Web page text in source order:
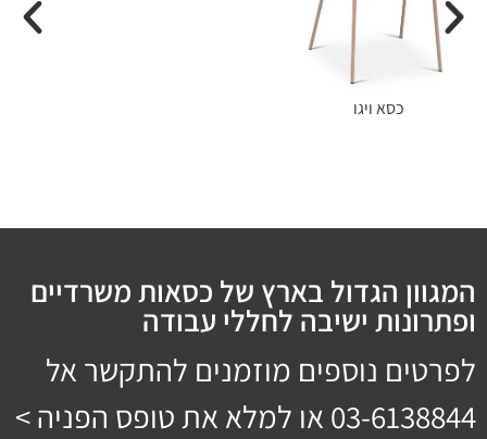
כסא ויגו
המגוון הגדול בארץ של כסאות משרדיים
ופתרונות ישיבה לחללי עבודה
לפרטים נוספים מוזמנים להתקשר אל
03-6138844 או למלא את טופס הפניה >